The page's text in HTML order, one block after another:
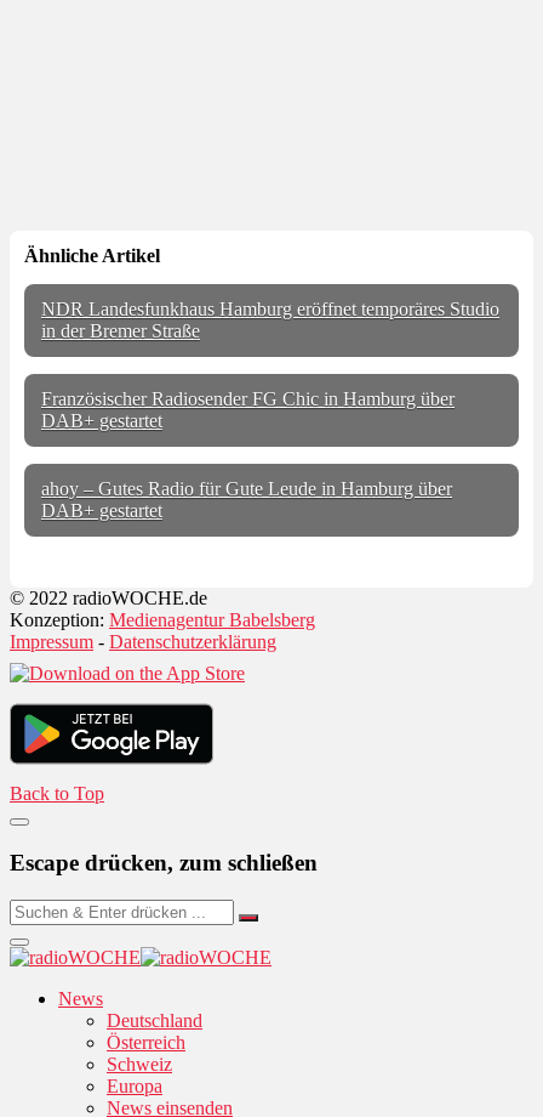
Ähnliche Artikel
NDR Landesfunkhaus Hamburg eröffnet temporäres Studio
in der Bremer Straße
Französischer Radiosender FG Chic in Hamburg über
DAB+ gestartet
ahoy – Gutes Radio für Gute Leude in Hamburg über
DAB+ gestartet
© 2022 radioWOCHE.de
Konzeption: Medienagentur Babelsberg
Impressum - Datenschutzerklärung
Back to Top
Escape drücken, zum schließen
News
Deutschland
Österreich
Schweiz
Europa
News einsenden